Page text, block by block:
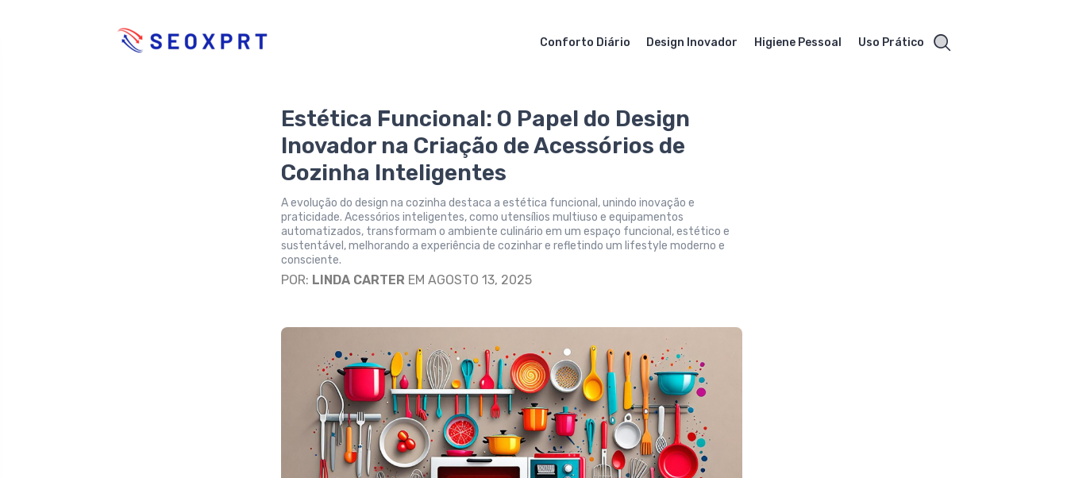
Conforto Diário Design Inovador Higiene Pessoal Uso Prático
Estética Funcional: O Papel do Design
Inovador na Criação de Acessórios de
Cozinha Inteligentes
A evolução do design na cozinha destaca a estética funcional, unindo inovação e
praticidade. Acessórios inteligentes, como utensílios multiuso e equipamentos
automatizados, transformam o ambiente culinário em um espaço funcional, estético e
sustentável, melhorando a experiência de cozinhar e refletindo um lifestyle moderno e
consciente.
POR: LINDA CARTER EM AGOSTO 13, 2025